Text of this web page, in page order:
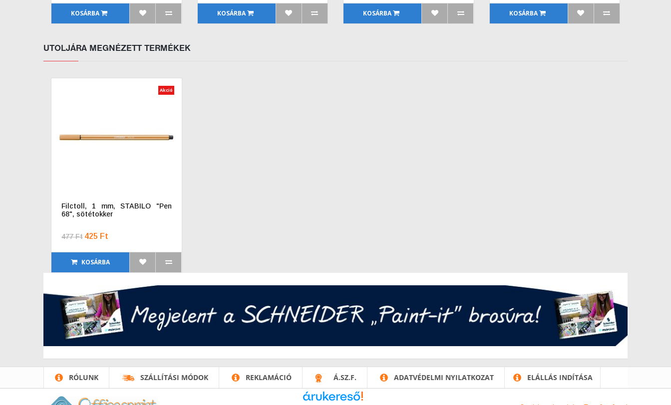
KOSÁRBA KOSÁRBA KOSÁRBA KOSÁRBA
UTOLJÁRA MEGNÉZETT TERMÉKEK
Akció
Filctoll, 1 mm, STABILO "Pen
68", sötétokker
477 Ft 425 Ft
KOSÁRBA
RÓLUNK SZÁLLÍTÁSI MÓDOK REKLAMÁCIÓ Á.SZ.F. ADATVÉDELMI NYILATKOZAT ELÁLLÁS INDÍTÁSA